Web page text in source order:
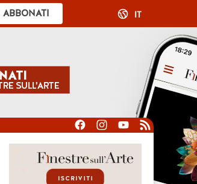
ABBONATI IT